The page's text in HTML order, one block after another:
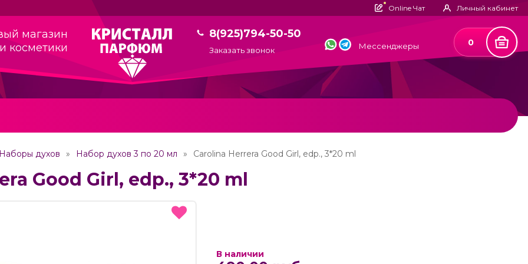
Online Чат Личный кабинет
магазин
косметики
8(925)794-50-50
Заказать звонок Мессенджеры 0
Наборы духов Набор духов 3 по 20 мл Carolina Herrera Good Girl, edp., 3*20 ml
Good Girl, edp., 3*20 ml
В наличии